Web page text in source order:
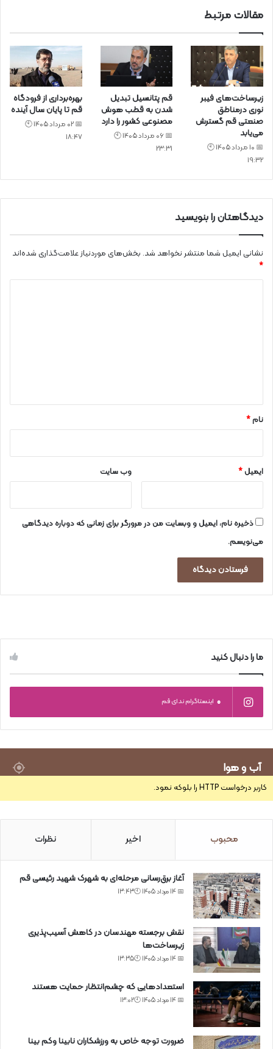
مقالات مرتبط
زیرساخت‌های فیبر
نوری درمناطق
صنعتی قم گسترش
می‌یابد
📅 10 مرداد 1405 🕙
19:32
قم پتانسیل تبدیل
شدن به قطب هوش
مصنوعی کشور را دارد
📅 06 مرداد 1405 🕙
23:31
بهره‌برداری از فرودگاه
قم تا پایان سال آینده
📅 02 مرداد 1405 🕙
18:47
دیدگاهتان را بنویسید
نشانی ایمیل شما منتشر نخواهد شد. بخش‌های موردنیاز علامت‌گذاری شده‌اند
*
نام*
ایمیل* وب‌ سایت
ذخیره نام، ایمیل و وبسایت من در مرورگر برای زمانی که دوباره دیدگاهی
می‌نویسم.
ما را دنبال کنید
0 اینستاگرام ندای قم
آب و هوا
کاربر درخواست HTTP را بلوکه نمود.
محبوب اخیر نظرات
آغاز برق‌رسانی مرحله‌ای به شهرک شهید رئیسی قم
📅 14 مرداد 1405 🕙13:43
نقش برجسته مهندسان در کاهش آسیب‌پذیری
زیرساخت‌ها
📅 14 مرداد 1405 🕙13:35
استعدادهایی که چشم‌انتظار حمایت هستند
📅 14 مرداد 1405 🕙13:02
ضرورت توجه خاص به ورزشکاران نابینا وکم بینا